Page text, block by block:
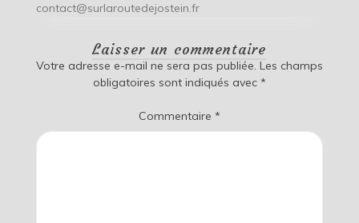
contact@surlaroutedejostein.fr
Laisser un commentaire
Votre adresse e-mail ne sera pas publiée. Les champs
obligatoires sont indiqués avec *
Commentaire *